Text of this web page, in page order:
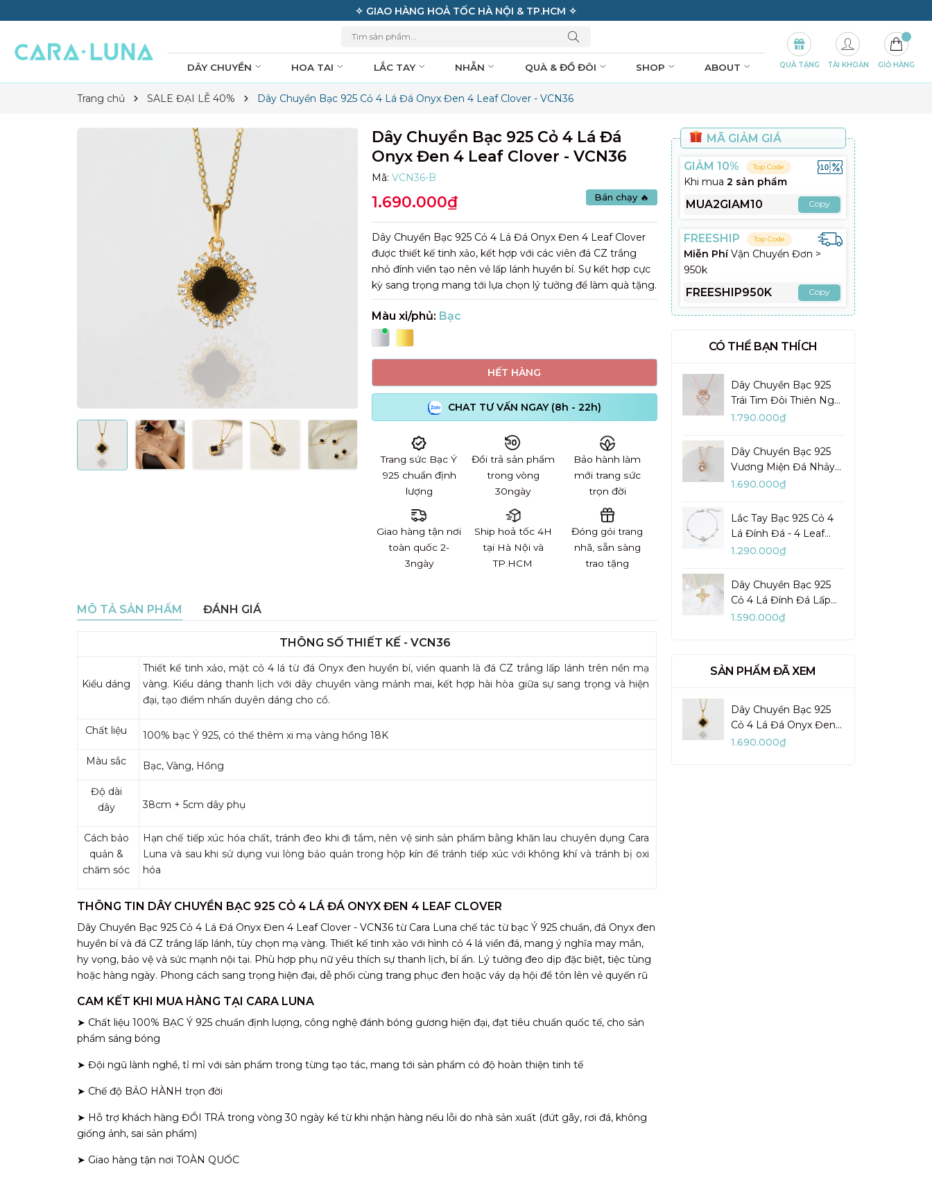
✧ GIAO HÀNG HOẢ TỐC HÀ NỘI & TP.HCM ✧
DÂY CHUYỀN HOA TAI LẮC TAY NHẪN QUÀ & ĐỒ ĐÔI SHOP ABOUT QUÀ TẶNG TÀI KHOẢN GIỎ HÀNG
Trang chủ SALE ĐẠI LỄ 40% Dây Chuyền Bạc 925 Cỏ 4 Lá Đá Onyx Đen 4 Leaf Clover - VCN36
Dây Chuyền Bạc 925 Cỏ 4 Lá Đá
Onyx Đen 4 Leaf Clover - VCN36
Mã:VCN36-B
Bán chạy 🔥
1.690.000₫
Dây Chuyền Bạc 925 Cỏ 4 Lá Đá Onyx Đen 4 Leaf Clover
được thiết kế tinh xảo, kết hợp với các viên đá CZ trắng
nhỏ đính viền tạo nên vẻ lấp lánh huyền bí. Sự kết hợp cực
kỳ sang trọng mang tới lựa chọn lý tưởng để làm quà tặng.
Màu xi/phủ: Bạc
HẾT HÀNG
CHAT TƯ VẤN NGAY (8h - 22h)
Trang sức Bạc Ý
925 chuẩn định
lượng
Đổi trả sản phẩm
trong vòng
30ngày
Bảo hành làm
mới trang sức
trọn đời
Giao hàng tận nơi
toàn quốc 2-
3ngày
Ship hoả tốc 4H
tại Hà Nội và
TP.HCM
Đóng gói trang
nhã, sẵn sàng
trao tặng
MÔ TẢ SẢN PHẨM ĐÁNH GIÁ
THÔNG SỐ THIẾT KẾ - VCN36
Kiểu dáng
Thiết kế tinh xảo, mặt cỏ 4 lá từ đá Onyx đen huyền bí, viền quanh là đá CZ trắng lấp lánh trên nền mạ
vàng. Kiểu dáng thanh lịch với dây chuyền vàng mảnh mai, kết hợp hài hòa giữa sự sang trọng và hiện
đại, tạo điểm nhấn duyên dáng cho cổ.
Chất liệu 100% bạc Ý 925, có thể thêm xi mạ vàng hồng 18K
Màu sắc Bạc, Vàng, Hồng
Độ dài
dây
38cm + 5cm dây phụ
Cách bảo
quản &
chăm sóc
Hạn chế tiếp xúc hóa chất, tránh đeo khi đi tắm, nên vệ sinh sản phẩm bằng khăn lau chuyên dụng Cara
Luna và sau khi sử dụng vui lòng bảo quản trong hộp kín để tránh tiếp xúc với không khí và tránh bị oxi
hóa
THÔNG TIN DÂY CHUYỀN BẠC 925 CỎ 4 LÁ ĐÁ ONYX ĐEN 4 LEAF CLOVER
Dây Chuyền Bạc 925 Cỏ 4 Lá Đá Onyx Đen 4 Leaf Clover - VCN36 từ Cara Luna chế tác từ bạc Ý 925 chuẩn, đá Onyx đen
huyền bí và đá CZ trắng lấp lánh, tùy chọn mạ vàng. Thiết kế tinh xảo với hình cỏ 4 lá viền đá, mang ý nghĩa may mắn,
hy vọng, bảo vệ và sức mạnh nội tại. Phù hợp phụ nữ yêu thích sự thanh lịch, bí ẩn. Lý tưởng đeo dịp đặc biệt, tiệc tùng
hoặc hàng ngày. Phong cách sang trọng hiện đại, dễ phối cùng trang phục đen hoặc váy dạ hội để tôn lên vẻ quyến rũ
CAM KẾT KHI MUA HÀNG TẠI CARA LUNA
➤ Chất liệu 100% BẠC Ý 925 chuẩn định lượng, công nghệ đánh bóng gương hiện đại, đạt tiêu chuẩn quốc tế, cho sản
phẩm sáng bóng
➤ Đội ngũ lành nghề, tỉ mỉ với sản phẩm trong từng tạo tác, mang tới sản phẩm có độ hoàn thiện tinh tế
➤ Chế độ BẢO HÀNH trọn đời
➤ Hỗ trợ khách hàng ĐỔI TRẢ trong vòng 30 ngày kể từ khi nhận hàng nếu lỗi do nhà sản xuất (đứt gãy, rơi đá, không
giống ảnh, sai sản phẩm)
➤ Giao hàng tận nơi TOÀN QUỐC
MÃ GIẢM GIÁ
GIẢM 10% Top Code
Khi mua 2 sản phẩm
MUA2GIAM10 Copy
FREESHIP Top Code
Miễn PhíVận Chuyển Đơn >
950k
FREESHIP950K Copy
CÓ THỂ BẠN THÍCH
Dây Chuyền Bạc 925
Trái Tim Đôi Thiên Nga
Đá Nhảy Pretty Swan -
1.790.000₫
Dây Chuyền Bạc 925
Vương Miện Đá Nhảy
My Queen - VYN13
1.690.000₫
Lắc Tay Bạc 925 Cỏ 4
Lá Đính Đá - 4 Leaf
Clover - VYB27
1.290.000₫
Dây Chuyền Bạc 925
Cỏ 4 Lá Đính Đá Lấp
Lánh Lady Clover -
1.590.000₫
SẢN PHẨM ĐÃ XEM
Dây Chuyền Bạc 925
Cỏ 4 Lá Đá Onyx Đen
4 Leaf Clover - VCN36
1.690.000₫